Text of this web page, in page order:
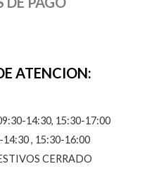
ATENCION:
14:30, 15:30-17:00
, 15:30-16:00
CERRADO